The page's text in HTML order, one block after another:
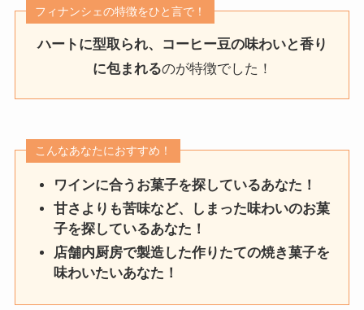
フィナンシェの特徴をひと言で！
ハートに型取られ、コーヒー豆の味わいと香り
に包まれるのが特徴でした！
こんなあなたにおすすめ！
ワインに合うお菓子を探しているあなた！
甘さよりも苦味など、しまった味わいのお菓
子を探しているあなた！
店舗内厨房で製造した作りたての焼き菓子を
味わいたいあなた！